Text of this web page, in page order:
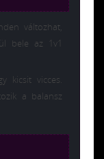
változhat,
bele az 1v1
kicsit vicces.
a balansz